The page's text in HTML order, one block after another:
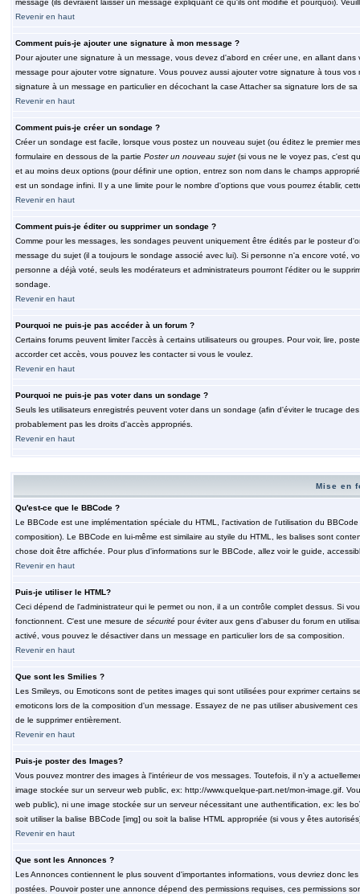
message (ils devraient laisser un message expliquant ce qu'ils ont modifié et pourquoi).
Revenir en haut
Comment puis-je ajouter une signature à mon message ?
Pour ajouter une signature à un message, vous devez d'abord en créer une, en allant
message pour ajouter votre signature. Vous pouvez aussi ajouter votre signature à tous
signature à un message en particulier en décochant la case Attacher sa signature lors de sa
Revenir en haut
Comment puis-je créer un sondage ?
Créer un sondage est facile, lorsque vous postez un nouveau sujet (ou éditez le premier
formulaire en dessous de la partie Poster un nouveau sujet(si vous ne le voyez pas, c'est
et au moins deux options (pour définir une option, entrez son nom dans le champs
est un sondage infini. Il y a une limite pour le nombre d'options que vous pourrez établir,
Revenir en haut
Comment puis-je éditer ou supprimer un sondage ?
Comme pour les messages, les sondages peuvent uniquement être édités par le posteur
message du sujet (il a toujours le sondage associé avec lui). Si personne n'a encore voté,
personne a déjà voté, seuls les modérateurs et administrateurs pourront l'éditer ou le
sondage.
Revenir en haut
Pourquoi ne puis-je pas accéder à un forum ?
Certains forums peuvent limiter l'accès à certains utilisateurs ou groupes. Pour voir, lire,
accorder cet accès, vous pouvez les contacter si vous le voulez.
Revenir en haut
Pourquoi ne puis-je pas voter dans un sondage ?
Seuls les utilisateurs enregistrés peuvent voter dans un sondage (afin d'éviter le trucage
probablement pas les droits d'accès appropriés.
Revenir en haut
Mise en
Qu'est-ce que le BBCode ?
Le BBCode est une implémentation spéciale du HTML, l'activation de l'utilisation du
composition). Le BBCode en lui-même est similaire au styile du HTML, les balises sont
chose doit être affichée. Pour plus d'informations sur le BBCode, allez voir le guide,
Revenir en haut
Puis-je utiliser le HTML?
Ceci dépend de l'administrateur qui le permet ou non, il a un contrôle complet dessus. Si
fonctionnent. C'est une mesure de sécuritépour éviter aux gens d'abuser du forum en
activé, vous pouvez le désactiver dans un message en particulier lors de sa composition.
Revenir en haut
Que sont les Smilies ?
Les Smileys, ou Emoticons sont de petites images qui sont utilisées pour exprimer certains
emoticons lors de la composition d'un message. Essayez de ne pas utiliser abusivement
de le supprimer entièrement.
Revenir en haut
Puis-je poster des Images?
Vous pouvez montrer des images à l'intérieur de vos messages. Toutefois, il n'y a
image stockée sur un serveur web public, ex: http://www.quelque-part.net/mon-image.gif.
web public), ni une image stockée sur un serveur nécessitant une authentification, ex: les
soit utiliser la balise BBCode [img] ou soit la balise HTML appropriée (si vous y êtes
Revenir en haut
Que sont les Annonces ?
Les Annonces contiennent le plus souvent d'importantes informations, vous devriez donc
postées. Pouvoir poster une annonce dépend des permissions requises, ces permissions